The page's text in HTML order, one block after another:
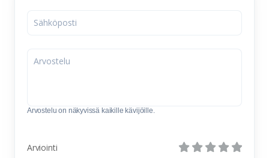
Arvostelu on näkyvissä kaikille kävijöille.
Arviointi